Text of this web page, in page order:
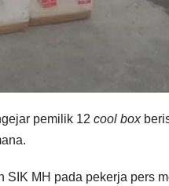
pemilik 12 cool box
MH pada pekerja pers